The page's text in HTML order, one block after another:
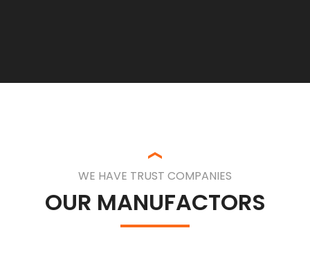
WE HAVE TRUST COMPANIES
OUR MANUFACTORS